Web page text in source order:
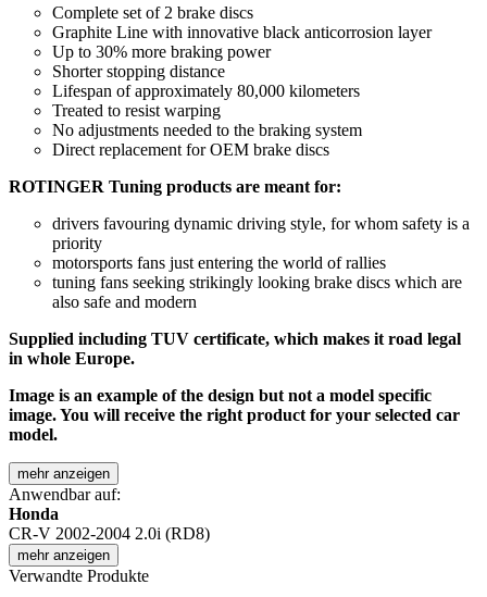
Complete set of 2 brake discs
Graphite Line with innovative black anticorrosion layer
Up to 30% more braking power
Shorter stopping distance
Lifespan of approximately 80,000 kilometers
Treated to resist warping
No adjustments needed to the braking system
Direct replacement for OEM brake discs
ROTINGER Tuning products are meant for:
drivers favouring dynamic driving style, for whom safety is a
priority
motorsports fans just entering the world of rallies
tuning fans seeking strikingly looking brake discs which are
also safe and modern
Supplied including TUV certificate, which makes it road legal
in whole Europe.
Image is an example of the design but not a model specific
image. You will receive the right product for your selected car
model.
mehr anzeigen
Anwendbar auf:
Honda
CR-V 2002-2004 2.0i (RD8)
mehr anzeigen
Verwandte Produkte